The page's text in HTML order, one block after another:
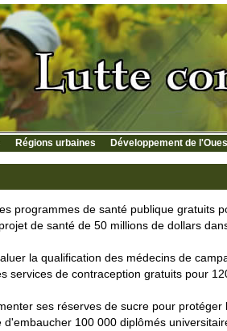
Régions urbaines Développement de
programmes de santé publique gratuits
de santé de 50 millions de dollars
la qualification des médecins de
services de contraception gratuits pour
ses réserves de sucre pour protéger
d'embaucher 100 000 diplômés